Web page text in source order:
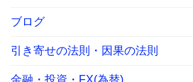
ブログ
引き寄せの法則・因果の法則